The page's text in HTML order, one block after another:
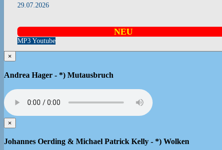
29.07.2026
NEU
MP3Youtube
×
Andrea Hager - *) Mutausbruch
×
Johannes Oerding & Michael Patrick Kelly - *) Wolken